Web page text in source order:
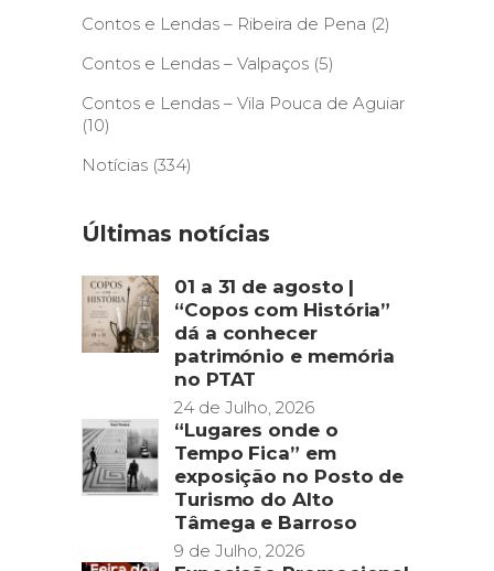
Contos e Lendas – Ribeira de Pena (2)
Contos e Lendas – Valpaços (5)
Contos e Lendas – Vila Pouca de Aguiar
(10)
Notícias (334)
Últimas notícias
01 a 31 de agosto |
“Copos com História”
dá a conhecer
património e memória
no PTAT
24 de Julho, 2026
“Lugares onde o
Tempo Fica” em
exposição no Posto de
Turismo do Alto
Tâmega e Barroso
9 de Julho, 2026